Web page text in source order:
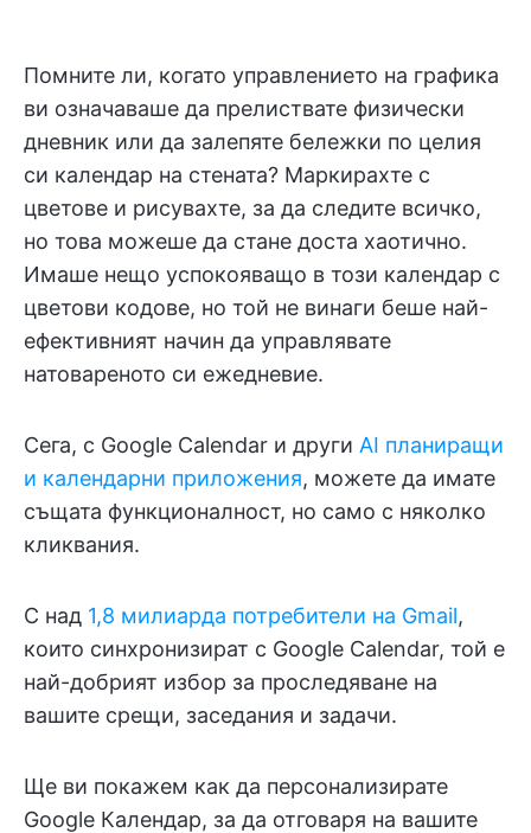
Помните ли, когато управлението на графика
ви означаваше да прелиствате физически
дневник или да залепяте бележки по целия
си календар на стената? Маркирахте с
цветове и рисувахте, за да следите всичко,
но това можеше да стане доста хаотично.
Имаше нещо успокояващо в този календар с
цветови кодове, но той не винаги беше най-
ефективният начин да управлявате
натовареното си ежедневие.
Сега, с Google Calendar и други AI планиращи
и календарни приложения, можете да имате
същата функционалност, но само с няколко
кликвания.
С над 1,8 милиарда потребители на Gmail,
които синхронизират с Google Calendar, той е
най-добрият избор за проследяване на
вашите срещи, заседания и задачи.
Ще ви покажем как да персонализирате
Google Календар, за да отговаря на вашите